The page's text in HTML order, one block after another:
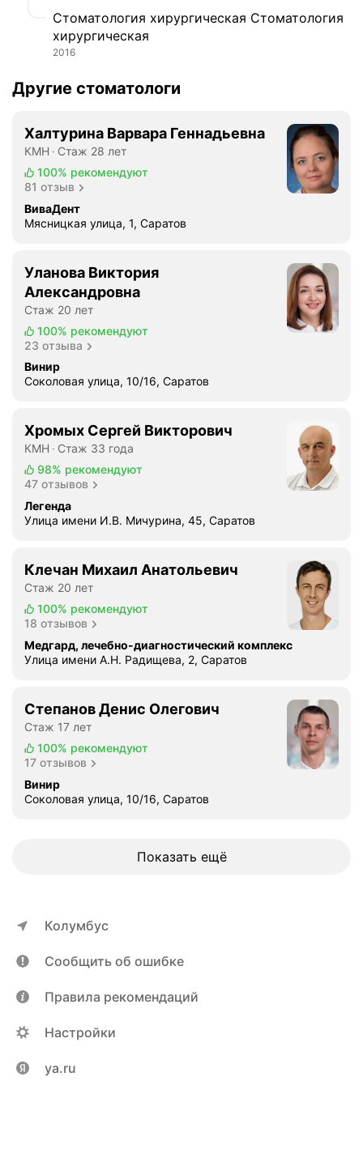
Стоматология хирургическая Стоматология
хирургическая
2016
Другие стоматологи
Халтурина Варвара Геннадьевна
КМН
Стаж 28 лет
100% рекомендуют
81 отзыв
ВиваДент
Мясницкая улица, 1, Саратов
Уланова Виктория
Александровна
Стаж 20 лет
100% рекомендуют
23 отзыва
Винир
Соколовая улица, 10/16, Саратов
Хромых Сергей Викторович
КМН
Стаж 33 года
98% рекомендуют
47 отзывов
Легенда
Улица имени И.В. Мичурина, 45, Саратов
Клечан Михаил Анатольевич
Стаж 20 лет
100% рекомендуют
18 отзывов
Медгард, лечебно-диагностический комплекс
Улица имени А.Н. Радищева, 2, Саратов
Степанов Денис Олегович
Стаж 17 лет
100% рекомендуют
17 отзывов
Винир
Соколовая улица, 10/16, Саратов
Показать ещё
Колумбус
Сообщить об ошибке
Правила рекомендаций
Настройки
ya.ru